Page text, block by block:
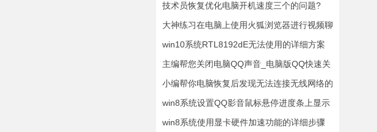
技术员恢复优化电脑开机速度三个的问题?
大神练习在电脑上使用火狐浏览器进行视频聊
天的教程?
win10系统RTL8192dE无法使用的详细方案
主编帮您关闭电脑QQ声音_电脑版QQ快速关
闭所有提示音的问题?
小编帮你电脑恢复后发现无法连接无线网络的
教程?
win8系统设置QQ影音鼠标悬停进度条上显示
预览动画的操作步骤
win8系统使用显卡硬件加速功能的详细步骤